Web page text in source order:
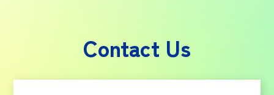
Contact Us